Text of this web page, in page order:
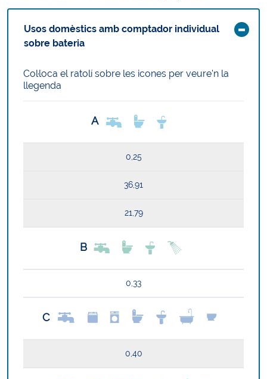
Usos domèstics amb comptador individual
sobre bateria
Col·loca el ratolí sobre les icones per veure'n la
llegenda
A
0,25
36,91
21,79
B
0,33
C
0,40